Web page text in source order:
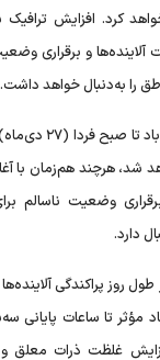
کرد. افزایش
و برقراری
را به‌دنبال خواهد داشت‌.
افزایش نسبی
شد، هرچند هم‌زمان با
وضعیت ناسالم
دارد.
روز پراکندگی
مؤثر تا ساعات پایانی
غلظت ذرات